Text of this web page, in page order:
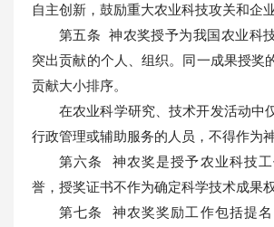
自主创新，鼓励重大农业科技攻关和企
第五条 神农奖授予为我国农业科
突出贡献的个人、组织。同一成果授奖
贡献大小排序。
在农业科学研究、技术开发活动中
行政管理或辅助服务的人员，不得作为
第六条 神农奖是授予农业科技
誉，授奖证书不作为确定科学技术成果
第七条 神农奖奖励工作包括提